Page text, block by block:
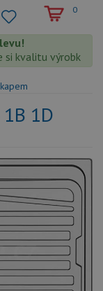
0
kvalitu výrobků
1D